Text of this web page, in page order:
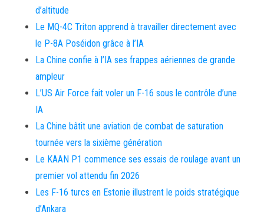
d’altitude
Le MQ-4C Triton apprend à travailler directement avec
le P-8A Poséidon grâce à l’IA
La Chine confie à l’IA ses frappes aériennes de grande
ampleur
L’US Air Force fait voler un F-16 sous le contrôle d’une
IA
La Chine bâtit une aviation de combat de saturation
tournée vers la sixième génération
Le KAAN P1 commence ses essais de roulage avant un
premier vol attendu fin 2026
Les F-16 turcs en Estonie illustrent le poids stratégique
d’Ankara